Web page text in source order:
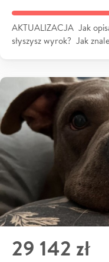
AKTUALIZACJA Jak
słyszysz wyrok? Jak
29 142 zł